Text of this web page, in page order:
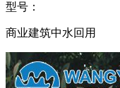
型号：
商业建筑中水回用